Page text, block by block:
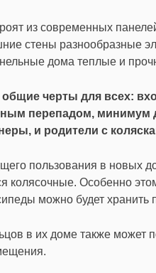
из современных
стены разнообразные
дома теплые и
общие черты для всех:
перепадом, минимум
и родители с
пользования в новых
колясочные. Особенно
можно будет
в их доме также может